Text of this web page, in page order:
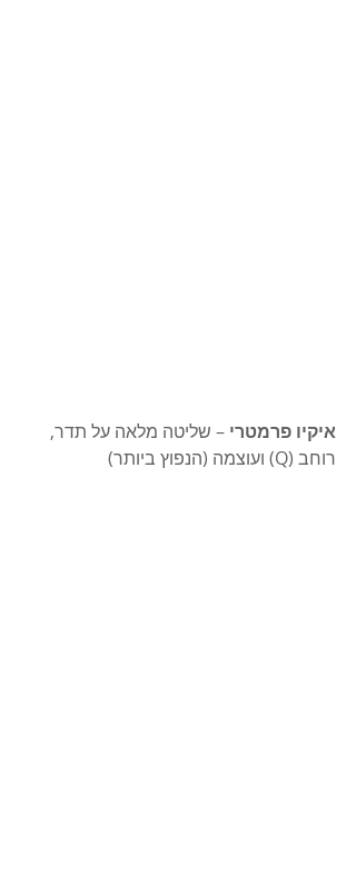
איקיו פרמטרי – שליטה מלאה על תדר,
רוחב (Q) ועוצמה (הנפוץ ביותר)